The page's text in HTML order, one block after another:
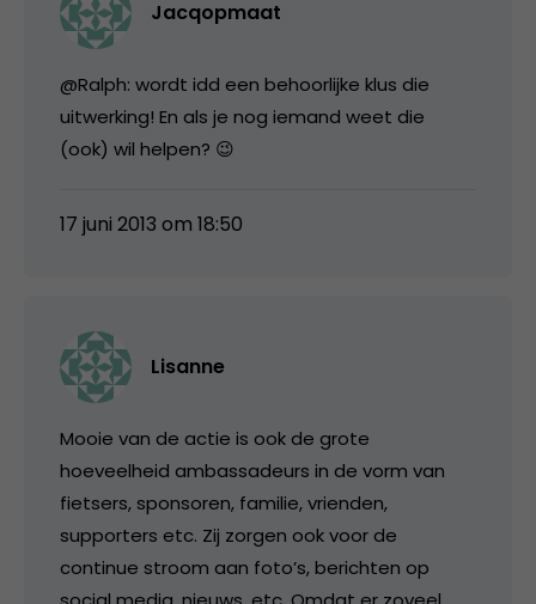
Jacqopmaat
@Ralph: wordt idd een behoorlijke klus die
uitwerking! En als je nog iemand weet die
(ook) wil helpen? 😉
17 juni 2013 om 18:50
Lisanne
Mooie van de actie is ook de grote
hoeveelheid ambassadeurs in de vorm van
fietsers, sponsoren, familie, vrienden,
supporters etc. Zij zorgen ook voor de
continue stroom aan foto’s, berichten op